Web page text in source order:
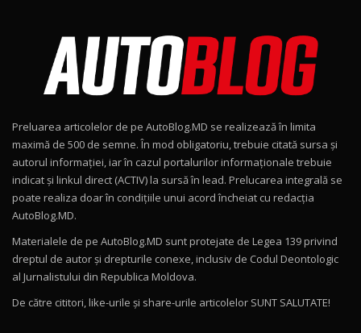
15:08
Noul Geely EX2 / Test Drive AutoBlog.MD
15:22
Mercedes-AMG E 53 HYBRID 4MATIC+ / Test
Drive AutoBlog.MD
16:27
11
Noul Volvo ES90 / Test Drive AutoBlog.MD
12
Noul MG HS / Test Drive AutoBlog.MD
16:48
Preluarea articolelor de pe AutoBlog.MD se realizează în limita
maximă de 500 de semne. În mod obligatoriu, trebuie citată sursa și
autorul informației, iar în cazul portalurilor informaționale trebuie
indicat și linkul direct (ACTIV) la sursă în lead. Prelucarea integrală se
poate realiza doar în condițiile unui acord încheiat cu redacţia
AutoBlog.MD.
Materialele de pe AutoBlog.MD sunt protejate de Legea 139 privind
dreptul de autor și drepturile conexe, inclusiv de Codul Deontologic
al Jurnalistului din Republica Moldova.
De către cititori, like-urile şi share-urile articolelor SUNT SALUTATE!